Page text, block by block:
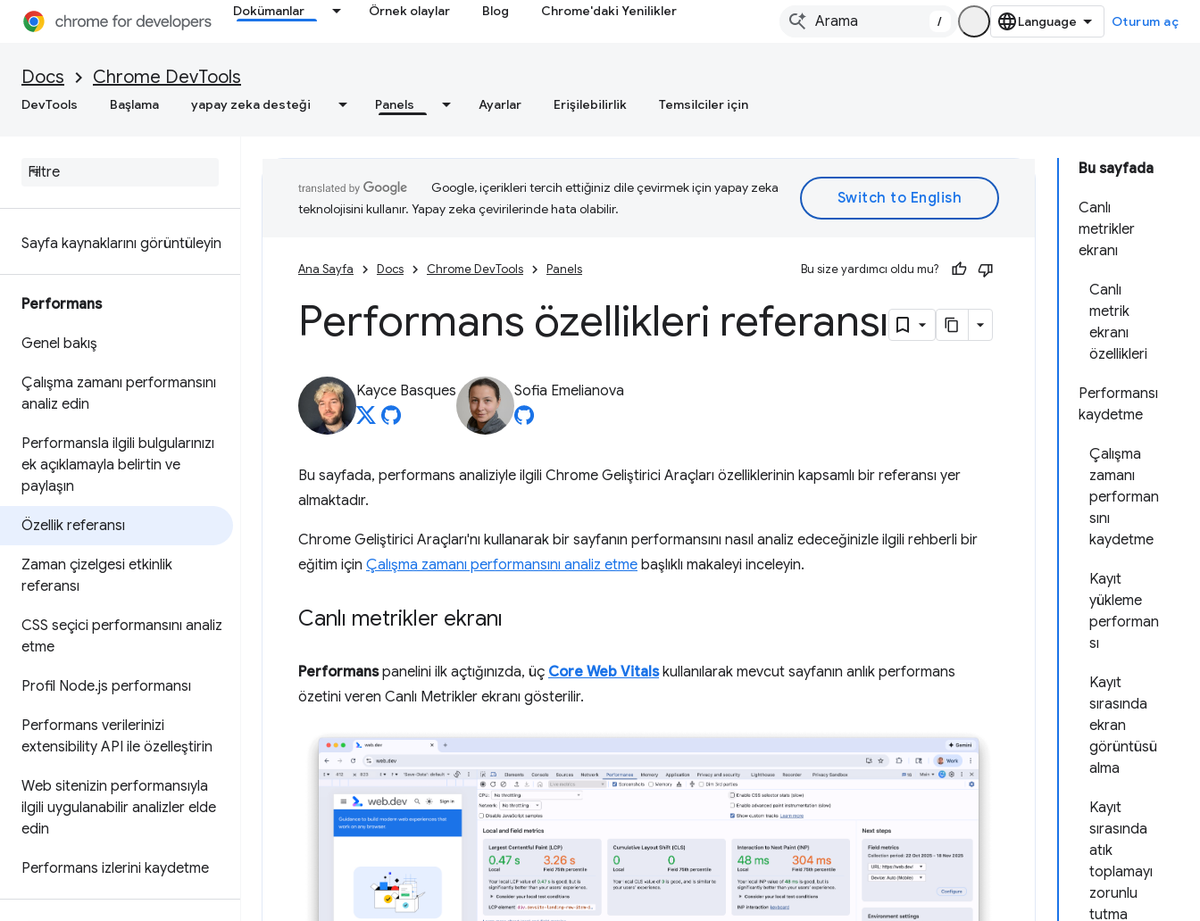
Dokümanlar Örnek olaylar Blog Chrome'daki Yenilikler
/ Oturum aç
Docs Chrome DevTools
DevTools Başlama yapay zeka desteği Panels Ayarlar Erişilebilirlik Temsilciler için
ayıklama
Ağ
Ağ etkinliğini inceleme
Özellik referansı
Sayfa kaynaklarını görüntüleyin
Performans
Genel bakış
Çalışma zamanı performansını
analiz edin
Performansla ilgili bulgularınızı
ek açıklamayla belirtin ve
paylaşın
Özellik referansı
Zaman çizelgesi etkinlik
referansı
CSS seçici performansını analiz
etme
Profil Node.js performansı
Performans verilerinizi
extensibility API ile özelleştirin
Web sitenizin performansıyla
ilgili uygulanabilir analizler elde
edin
Performans izlerini kaydetme
Bu sayfada
Canlı
metrikler
ekranı
Canlı
metrik
ekranı
özellikleri
Performansı
kaydetme
Çalışma
zamanı
performan
sını
kaydetme
Kayıt
yükleme
performan
sı
Kayıt
sırasında
ekran
görüntüsü
alma
Kayıt
sırasında
atık
toplamayı
zorunlu
tutma
Google, içerikleri tercih ettiğiniz dile çevirmek için yapay zeka
teknolojisini kullanır. Yapay zeka çevirilerinde hata olabilir.
Ana Sayfa Docs Chrome DevTools Panels Bu size yardımcı oldu mu?
Performans özellikleri referansı
Kayce Basques Sofia Emelianova
Bu sayfada, performans analiziyle ilgili Chrome Geliştirici Araçları özelliklerinin kapsamlı bir referansı yer
almaktadır.
Chrome Geliştirici Araçları'nı kullanarak bir sayfanın performansını nasıl analiz edeceğinizle ilgili rehberli bir
eğitim için Çalışma zamanı performansını analiz etme başlıklı makaleyi inceleyin.
Canlı metrikler ekranı
Performanspanelini ilk açtığınızda, üç Core Web Vitalskullanılarak mevcut sayfanın anlık performans
özetini veren Canlı Metrikler ekranı gösterilir.